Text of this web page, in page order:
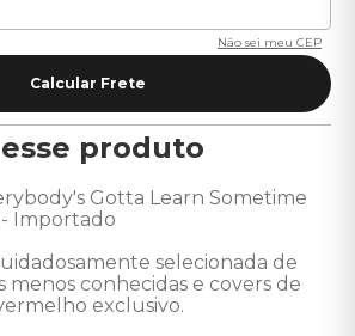
Não sei meu CEP
produto
Gotta Learn Sometime
Importado
selecionada de
menos conhecidas e covers de
exclusivo.